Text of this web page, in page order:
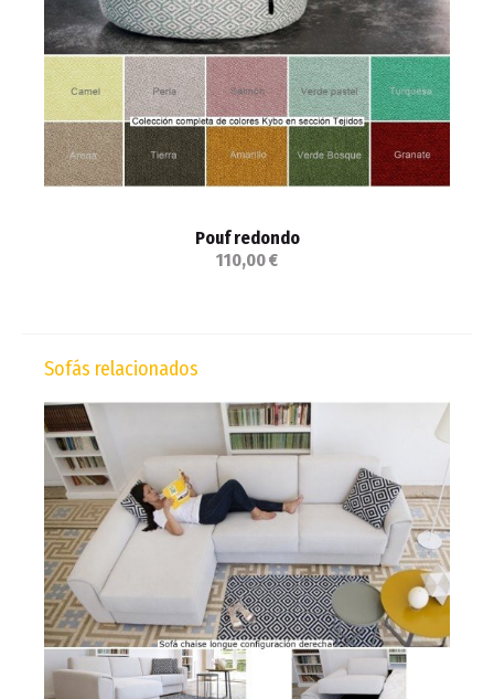
Pouf redondo
110,00 €
Sofás relacionados